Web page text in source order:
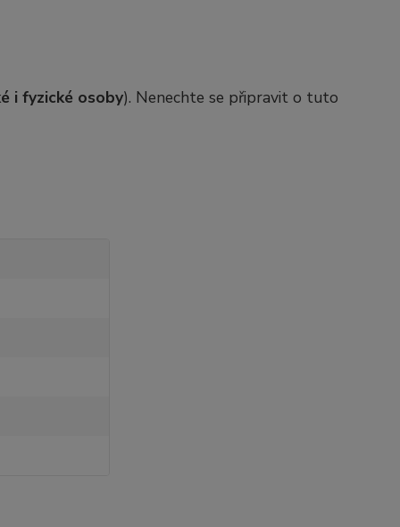
i fyzické osoby). Nenechte se připravit o tuto